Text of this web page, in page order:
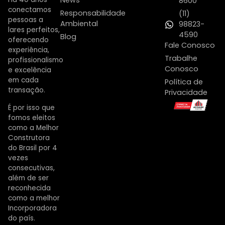
conectamos
pessoas a
lares perfeitos,
oferecendo
experiência,
profissionalismo
e excelência
em cada
transação.
É por isso que
fomos eleitos
como a Melhor
Construtora
do Brasil por 4
vezes
consecutivas,
além de ser
reconhecida
como a melhor
Incorporadora
do país.
Responsabilidade
Ambiental
Blog
(11)
98823-
4590
Fale Conosco
Trabalhe
Conosco
Política de
Privacidade